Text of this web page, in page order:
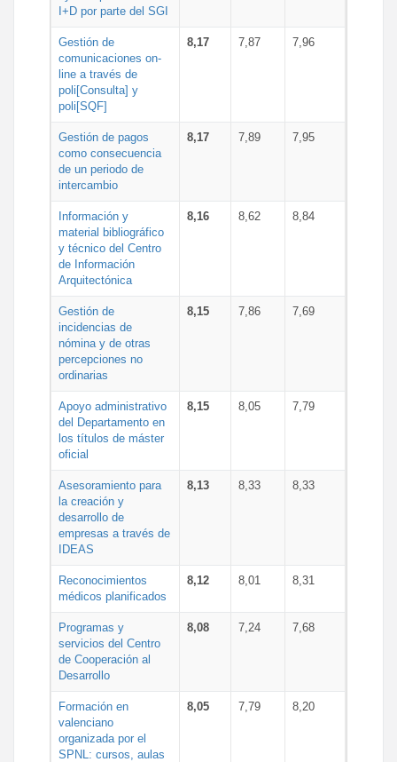
I+D por parte del SGI
Gestión de
comunicaciones on-
line a través de
poli[Consulta] y
poli[SQF]
8,17 7,87 7,96
Gestión de pagos
como consecuencia
de un periodo de
intercambio
8,17 7,89 7,95
Información y
material bibliográfico
y técnico del Centro
de Información
Arquitectónica
8,16 8,62 8,84
Gestión de
incidencias de
nómina y de otras
percepciones no
ordinarias
8,15 7,86 7,69
Apoyo administrativo
del Departamento en
los títulos de máster
oficial
8,15 8,05 7,79
Asesoramiento para
la creación y
desarrollo de
empresas a través de
IDEAS
8,13 8,33 8,33
Reconocimientos
médicos planificados
8,12 8,01 8,31
Programas y
servicios del Centro
de Cooperación al
Desarrollo
8,08 7,24 7,68
Formación en
valenciano
organizada por el
SPNL: cursos, aulas
8,05 7,79 8,20